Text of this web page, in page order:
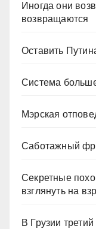
Иногда они
возвращаются
Оставить
Система
Мэрская
Саботажный
Секретные
взглянуть на
В Грузии